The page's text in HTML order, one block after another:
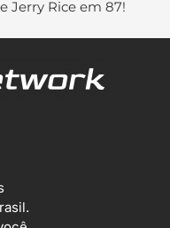
Jerry Rice em 87!